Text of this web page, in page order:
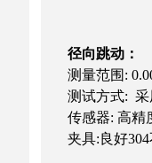
径向跳动：
测量范围:
测试方式: 采
传感器: 高精
夹具:良好